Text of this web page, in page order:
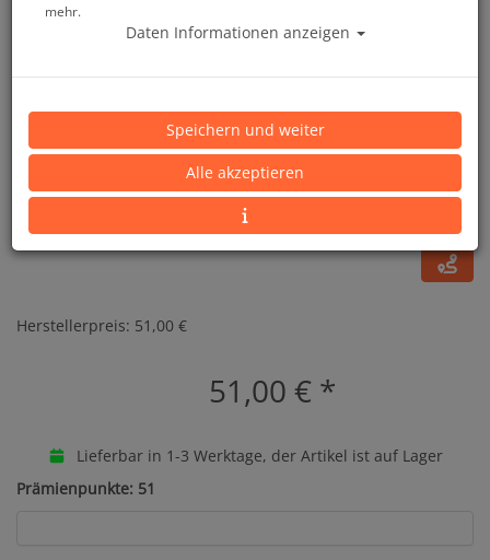
Opt. Glas MC-7500 Negativ 5.5
Artikelnr.: tus-MC7500NE55
Herstellerpreis: 51,00 €
51,00 € *
Lieferbar in 1-3 Werktage, der Artikel ist auf Lager
Prämienpunkte: 51
mehr.
Daten Informationen anzeigen
Speichern und weiter
Alle akzeptieren